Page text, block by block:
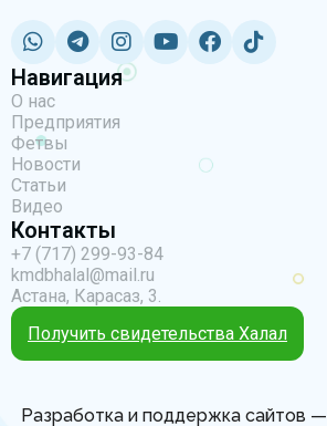
Навигация
О нас
Предприятия
Фетвы
Новости
Статьи
Видео
Контакты
+7 (717) 299-93-84
kmdbhalal@mail.ru
Астана, Карасаз, 3.
Получить свидетельства Халал
Разработка и поддержка сайтов —